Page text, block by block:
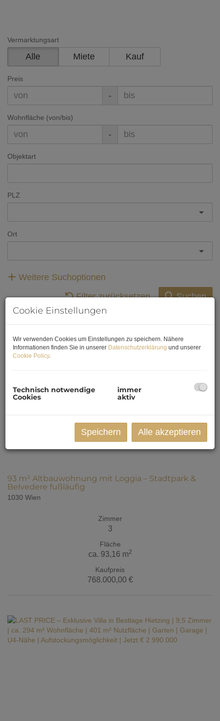
Vermarktungsart
Alle Miete Kauf
Preis
-
Wohnfläche (von/bis)
-
Objektart
PLZ
Ort
Weitere Suchoptionen
Filter zurücksetzen
Suchen
1 2 3 4 5
93 m² Altbauwohnung mit Loggia – Stadtpark &
Belvedere fußläufig
1030 Wien
Zimmer
3
Fläche
ca. 93,16 m2
Kaufpreis
768.000,00 €
Cookie Einstellungen
Wir verwenden Cookies um Einstellungen zu speichern. Nähere
Informationen finden Sie in unserer Datenschutzerklärung und unserer
Cookie Policy.
Technisch notwendige
Cookies
immer
aktiv
Speichern Alle akzeptieren